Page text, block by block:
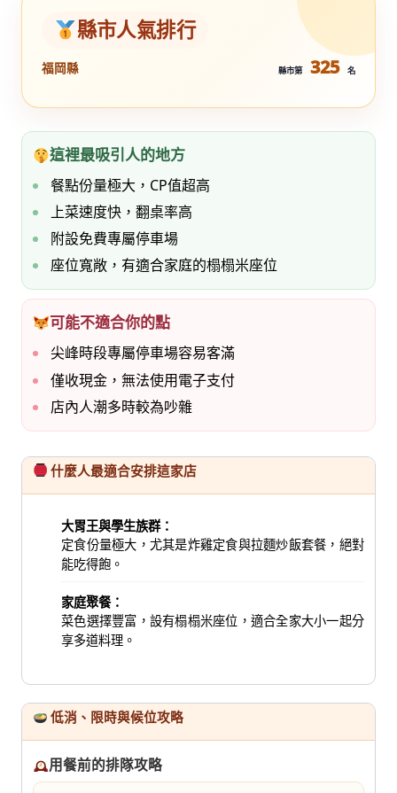
縣市人氣排行
福岡縣 縣市第 325 名
這裡最吸引人的地方
餐點份量極大，CP值超高
上菜速度快，翻桌率高
附設免費專屬停車場
座位寬敞，有適合家庭的榻榻米座位
可能不適合你的點
尖峰時段專屬停車場容易客滿
僅收現金，無法使用電子支付
店內人潮多時較為吵雜
什麼人最適合安排這家店
大胃王與學生族群：
定食份量極大，尤其是炸雞定食與拉麵炒飯套餐，絕對
能吃得飽。
家庭聚餐：
菜色選擇豐富，設有榻榻米座位，適合全家大小一起分
享多道料理。
低消、限時與候位攻略
用餐前的排隊攻略